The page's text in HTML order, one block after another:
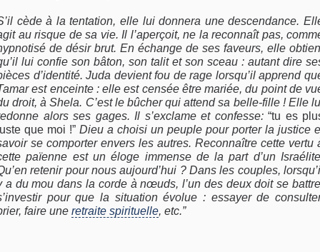
cède à la tentation, elle lui donnera une descendance.
au risque de sa vie. Il l’aperçoit, ne la reconnaît pas,
de désir brut. En échange de ses faveurs, elle
lui confie son bâton, son talit et son sceau : autant dire
d’identité. Juda devient fou de rage lorsqu’il apprend
est enceinte : elle est censée être mariée, du point de
droit, à Shela. C’est le bûcher qui attend sa belle-fille ! Elle
alors ses gages. Il s’exclame et confesse: “tu es
que moi !” Dieu a choisi un peuple pour porter la justice
se comporter envers les autres. Reconnaître cette vertu
païenne est un éloge immense de la part d’un
retenir pour nous aujourd’hui ? Dans les couples,
a du mou dans la corde à nœuds, l’un des deux doit se
pour que la situation évolue : essayer de
faire une retraite spirituelle, etc.”